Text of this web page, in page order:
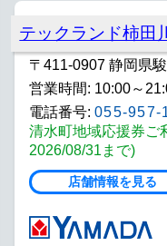
テックランド柿田
〒411-0907 静岡県
営業時間: 10:00～
電話番号: 055-957-
清水町地域応援券ご
2026/08/31まで)
店舗情報を見る